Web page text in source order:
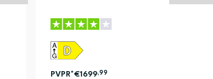
PVPR*€1699,99